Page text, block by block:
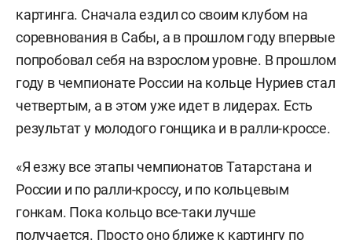
картинга. Сначала ездил со своим клубом на
соревнования в Сабы, а в прошлом году впервые
попробовал себя на взрослом уровне. В прошлом
году в чемпионате России на кольце Нуриев стал
четвертым, а в этом уже идет в лидерах. Есть
результат у молодого гонщика и в ралли-кроссе.
«Я езжу все этапы чемпионатов Татарстана и
России и по ралли-кроссу, и по кольцевым
гонкам. Пока кольцо все-таки лучше
получается. Просто оно ближе к картингу по